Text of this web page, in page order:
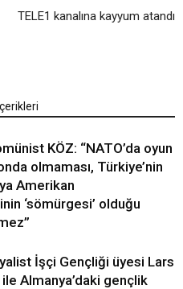
TELE1 kanalına kayyum atandı
KÖZ: “NATO’da oyun
olmaması, Türkiye’nin
Amerikan
‘sömürgesi’ olduğu
İşçi Gençliği üyesi Lars
Almanya’daki gençlik